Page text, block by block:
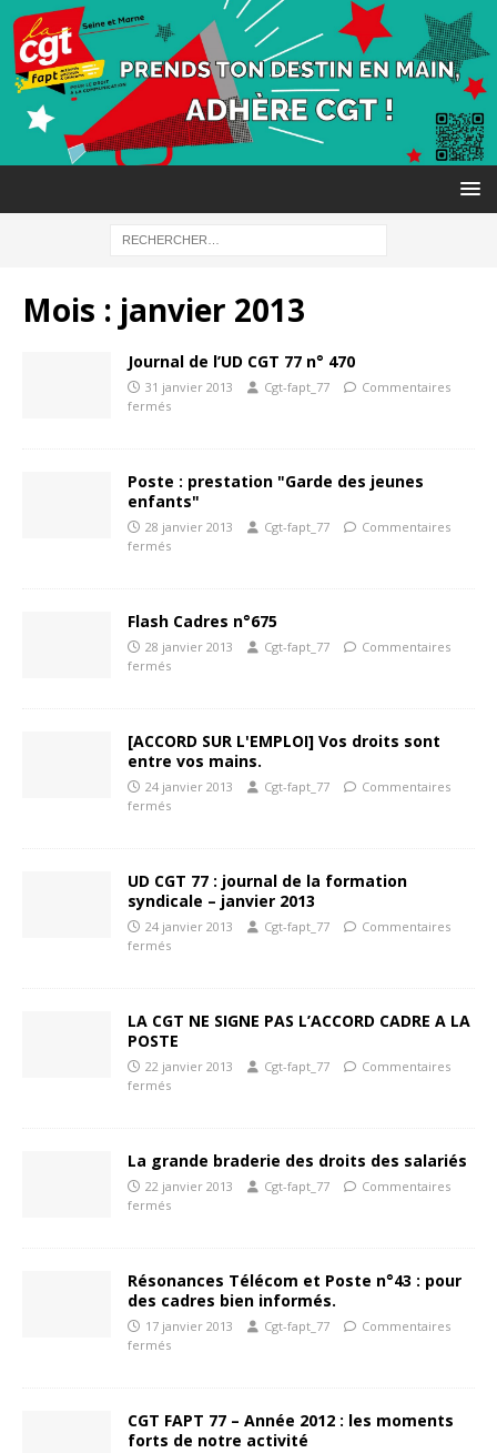
Mois : janvier 2013
Journal de l’UD CGT 77 n° 470
31 janvier 2013 Cgt-fapt_77
Commentaires
fermés
Poste : prestation "Garde des jeunes
enfants"
28 janvier 2013 Cgt-fapt_77
Commentaires
fermés
Flash Cadres n°675
28 janvier 2013 Cgt-fapt_77
Commentaires
fermés
[ACCORD SUR L'EMPLOI] Vos droits sont
entre vos mains.
24 janvier 2013 Cgt-fapt_77
Commentaires
fermés
UD CGT 77 : journal de la formation
syndicale – janvier 2013
24 janvier 2013 Cgt-fapt_77
Commentaires
fermés
LA CGT NE SIGNE PAS L’ACCORD CADRE A LA
POSTE
22 janvier 2013 Cgt-fapt_77
Commentaires
fermés
La grande braderie des droits des salariés
22 janvier 2013 Cgt-fapt_77
Commentaires
fermés
Résonances Télécom et Poste n°43 : pour
des cadres bien informés.
17 janvier 2013 Cgt-fapt_77
Commentaires
fermés
CGT FAPT 77 – Année 2012 : les moments
forts de notre activité